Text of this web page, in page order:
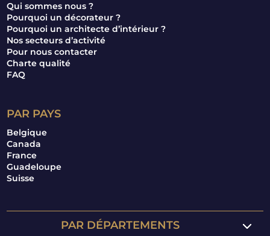
Qui sommes nous ?
Pourquoi un décorateur ?
Pourquoi un architecte d’intérieur ?
Nos secteurs d’activité
Pour nous contacter
Charte qualité
FAQ
PAR PAYS
Belgique
Canada
France
Guadeloupe
Suisse
PAR DÉPARTEMENTS